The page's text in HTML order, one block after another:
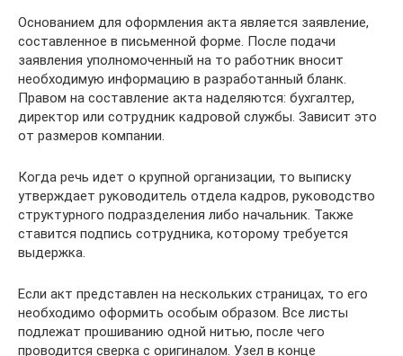
Основанием для оформления акта является заявление,
составленное в письменной форме. После подачи
заявления уполномоченный на то работник вносит
необходимую информацию в разработанный бланк.
Правом на составление акта наделяются: бухгалтер,
директор или сотрудник кадровой службы. Зависит это
от размеров компании.
Когда речь идет о крупной организации, то выписку
утверждает руководитель отдела кадров, руководство
структурного подразделения либо начальник. Также
ставится подпись сотрудника, которому требуется
выдержка.
Если акт представлен на нескольких страницах, то его
необходимо оформить особым образом. Все листы
подлежат прошиванию одной нитью, после чего
проводится сверка с оригиналом. Узел в конце